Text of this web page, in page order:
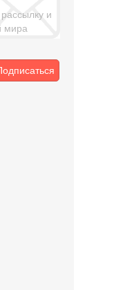
и
мира